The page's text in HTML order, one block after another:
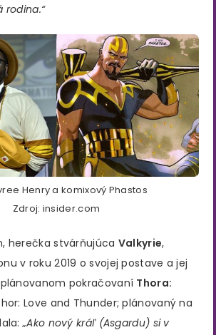
rodina.“
Henry a komixový Phastos
Zdroj: insider.com
herečka stvárňujúca Valkyrie,
v roku 2019 o svojej postave a jej
pokračovaní Thora:
Love and Thunder; plánovaný na
„Ako nový kráľ (Asgardu) si v